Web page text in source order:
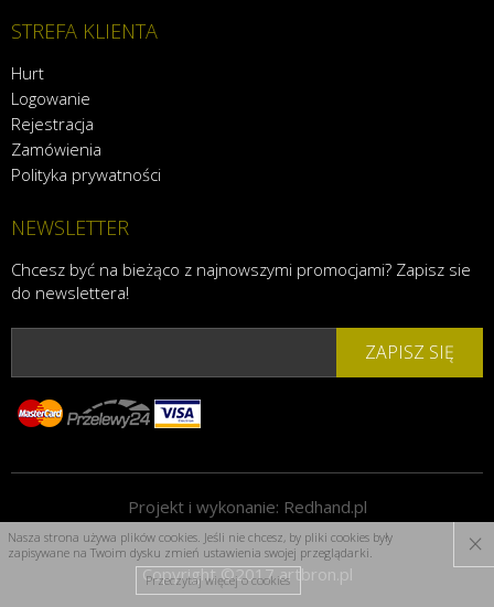
STREFA KLIENTA
Hurt
Logowanie
Rejestracja
Zamówienia
Polityka prywatności
NEWSLETTER
Chcesz być na bieżąco z najnowszymi promocjami? Zapisz sie
do newslettera!
ZAPISZ SIĘ
Projekt i wykonanie: Redhand.pl
Copyright ©2017 artbron.pl
Nasza strona używa plików cookies. Jeśli nie chcesz, by pliki cookies były
zapisywane na Twoim dysku zmień ustawienia swojej przeglądarki.
×
Przeczytaj więcej o cookies